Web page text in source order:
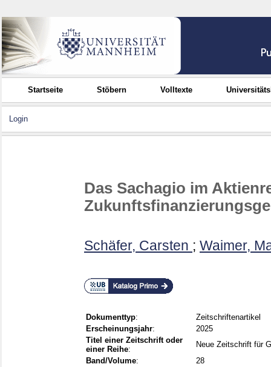
Startseite Stöbern Volltexte
Login
Das Sachagio im
Schäfer, Carsten ; Waimer,
Dokumenttyp:
Zeitschriftenartikel
Erscheinungsjahr:
2025
Titel einer Zeitschrift oder
einer Reihe:
Neue Zeitschrift für
Band/Volume:
28